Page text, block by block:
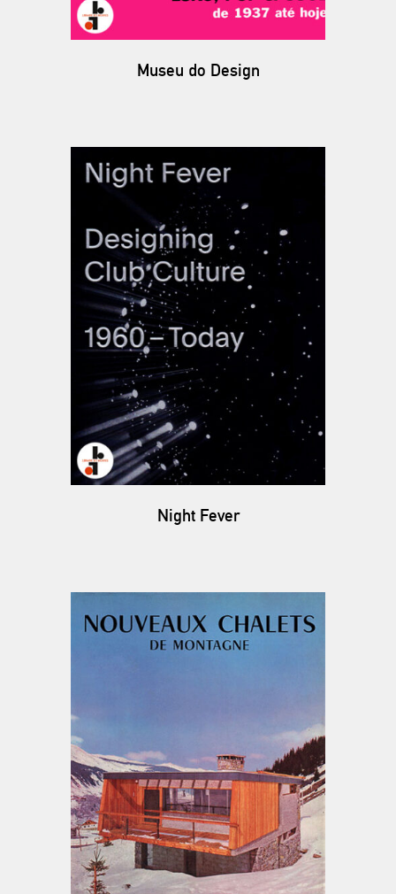
Museu do Design
Night Fever